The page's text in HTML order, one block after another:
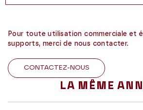
Pour toute utilisation commerciale et
supports, merci de nous contacter.
CONTACTEZ-NOUS
LA MÊME